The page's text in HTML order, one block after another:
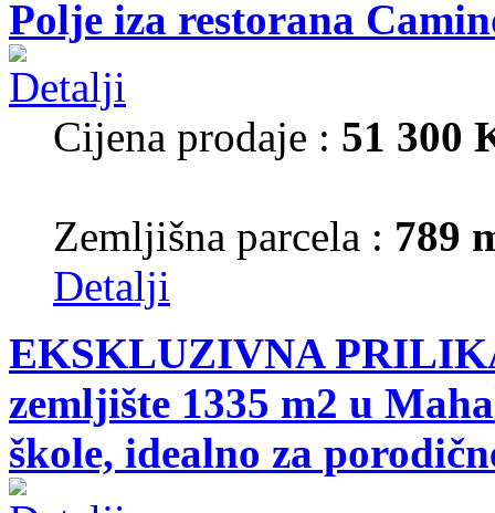
Polje iza restorana
Cijena prodaje : 51 300
Zemljišna parcela : 789
Detalji
EKSKLUZIVNA
zemljište 1335 m2 u
škole, idealno za